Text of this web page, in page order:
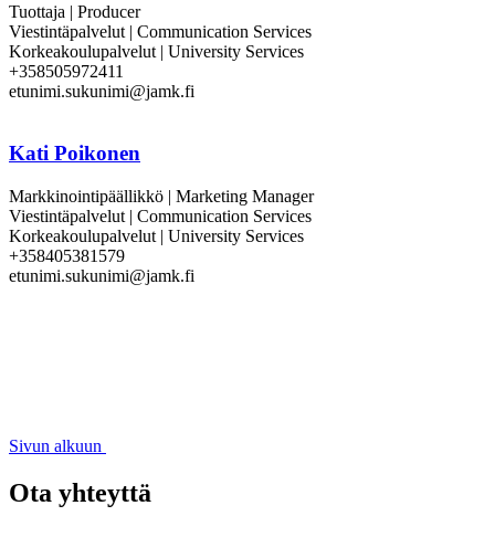
Tuottaja | Producer
Viestintäpalvelut | Communication Services
Korkeakoulupalvelut | University Services
+358505972411
etunimi.sukunimi@jamk.fi
Kati Poikonen
Markkinointipäällikkö | Marketing Manager
Viestintäpalvelut | Communication Services
Korkeakoulupalvelut | University Services
+358405381579
etunimi.sukunimi@jamk.fi
Sivun alkuun
Ota yhteyttä